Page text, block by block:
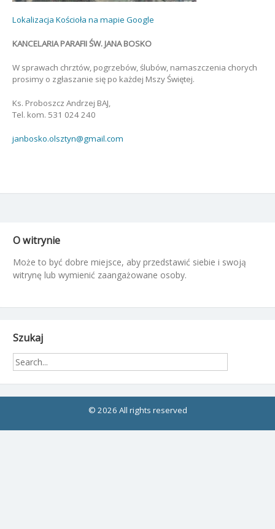
Lokalizacja Kościoła na mapie Google
KANCELARIA PARAFII ŚW. JANA BOSKO
W sprawach chrztów, pogrzebów, ślubów, namaszczenia chorych
prosimy o zgłaszanie się po każdej Mszy Świętej.
Ks. Proboszcz Andrzej BAJ,
Tel. kom. 531 024 240
janbosko.olsztyn@gmail.com
O witrynie
Może to być dobre miejsce, aby przedstawić siebie i swoją
witrynę lub wymienić zaangażowane osoby.
Szukaj
© 2026 All rights reserved